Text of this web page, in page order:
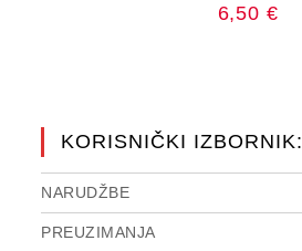
6,50 €
KORISNIČKI IZBORNIK:
NARUDŽBE
PREUZIMANJA